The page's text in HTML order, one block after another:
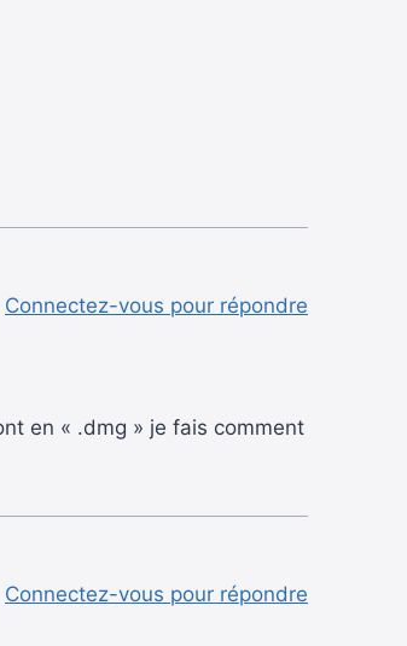
en « .dmg » je fais comment
Connectez-vous pour répondre
Connectez-vous pour répondre